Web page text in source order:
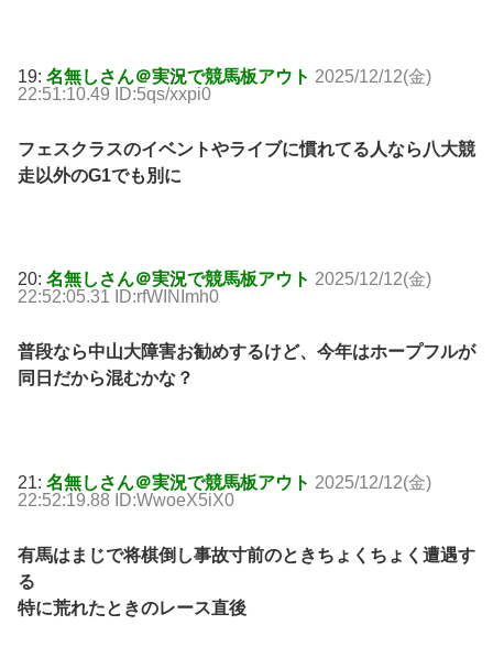
19: 名無しさん＠実況で競馬板アウト 2025/12/12(金)
22:51:10.49 ID:5qs/xxpi0
フェスクラスのイベントやライブに慣れてる人なら八大競
走以外のG1でも別に
20: 名無しさん＠実況で競馬板アウト 2025/12/12(金)
22:52:05.31 ID:rfWINImh0
普段なら中山大障害お勧めするけど、今年はホープフルが
同日だから混むかな？
21: 名無しさん＠実況で競馬板アウト 2025/12/12(金)
22:52:19.88 ID:WwoeX5iX0
有馬はまじで将棋倒し事故寸前のときちょくちょく遭遇す
る
特に荒れたときのレース直後